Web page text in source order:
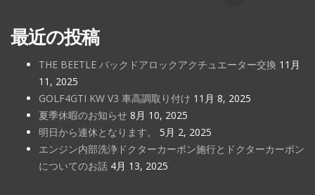
最近の投稿
THE BEETLE バックドアロックアクチュエーター交換 11月
11, 2025
GOLF4GTI KW V3 車高調取り付け 11月 8, 2025
夏季休暇のお知らせ 8月 10, 2025
明日から連休となります。
5月 2, 2025
エンジン内部洗浄ドクターカーボン施行とドクターカーボン
についてのお話 4月 13, 2025